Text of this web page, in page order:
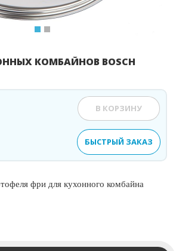
КОМБАЙНОВ BOSCH
В КОРЗИНУ
БЫСТРЫЙ ЗАКАЗ
фри для кухонного комбайна